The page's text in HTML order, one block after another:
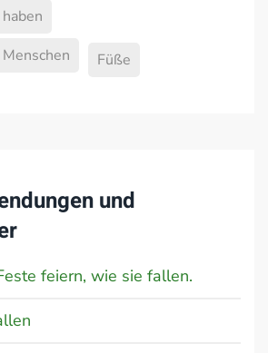
Füße
und
feiern, wie sie fallen.